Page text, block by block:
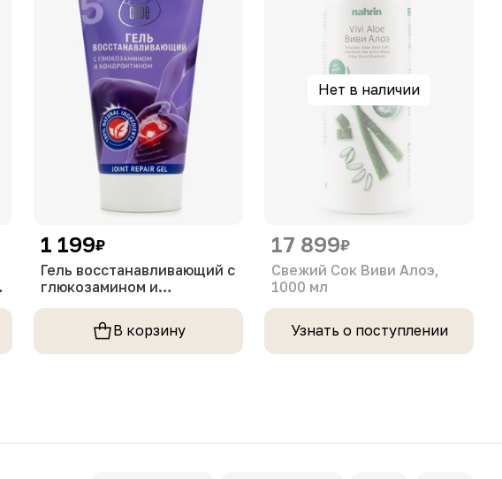
1 199₽
Гель восстанавливающий с
глюкозамином и
В корзину
Нет в наличии
17 899₽
Свежий Сок Виви Алоэ,
1000 мл
Узнать о поступлении